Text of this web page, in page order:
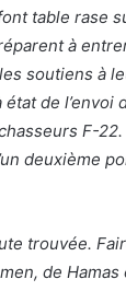
table rase
à
soutiens à
de l’envoi
F-22.
deuxième
trouvée.
de